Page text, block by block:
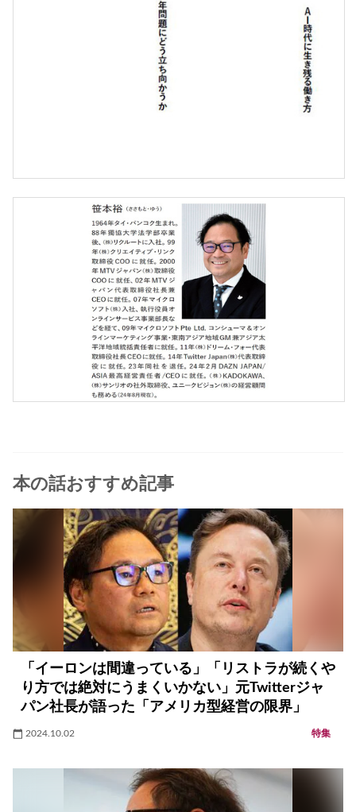
本の話おすすめ記事
「イーロンは間違っている」「リストラが続くや
り方では絶対にうまくいかない」元Twitterジャ
パン社長が語った「アメリカ型経営の限界」
2024.10.02 特集